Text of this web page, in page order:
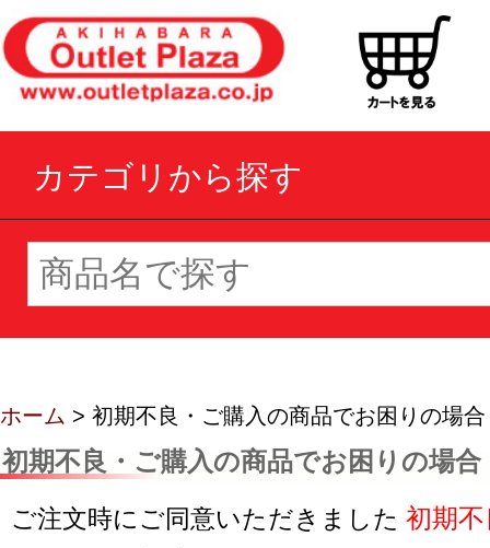
カテゴリから探す
ホーム > 初期不良・ご購入の商品でお困りの場
初期不良・ご購入の商品でお困りの場合
ご注文時にご同意いただきました 初期